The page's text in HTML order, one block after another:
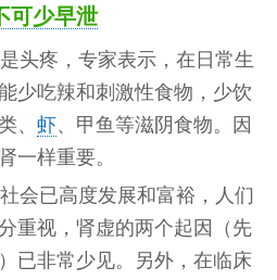
可少早泄
头疼，专家表示，在日常生
少吃辣和刺激性食物，少饮
、虾、甲鱼等滋阴食物。因
一样重要。
会已高度发展和富裕，人们
重视，肾虚的两个起因（先
已非常少见。另外，在临床